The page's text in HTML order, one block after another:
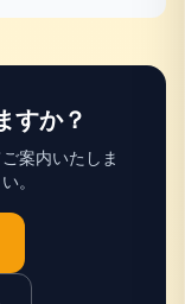
すか？
案内いたしま
。